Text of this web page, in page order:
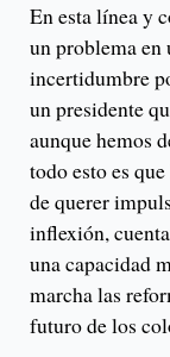
En esta línea y
un problema en
incertidumbre
un presidente
aunque hemos
todo esto es
de querer
inflexión,
una capacidad
marcha las
futuro de los